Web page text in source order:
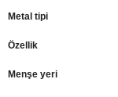
Metal tipi
Özellik
Menşe yeri